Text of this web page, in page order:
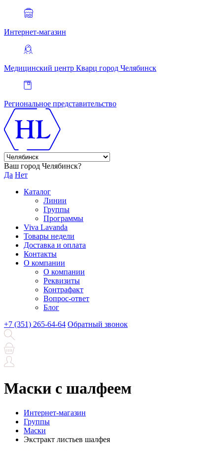
Интернет-магазин
Медицинский центр Кварц город Челябинск
Региональное представительство
Ваш город Челябинск?
Да Нет
Каталог
Линии
Группы
Программы
Viva Lavanda
Товары недели
Доставка и оплата
Контакты
О компании
О компании
Реквизиты
Контрафакт
Вопрос-ответ
Блог
+7 (351) 265-64-64 Обратный звонок
Маски с шалфеем
Интернет-магазин
Группы
Маски
Экстракт листьев шалфея